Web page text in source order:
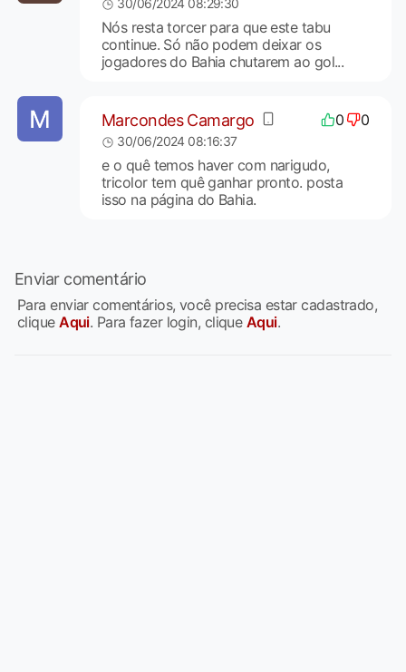
30/06/2024 08:29:30
Nós resta torcer para que este tabu
continue. Só não podem deixar os
jogadores do Bahia chutarem ao gol...
Marcondes Camargo 0 0
30/06/2024 08:16:37
e o quê temos haver com narigudo,
tricolor tem quê ganhar pronto. posta
isso na página do Bahia.
Enviar comentário
Para enviar comentários, você precisa estar cadastrado,
cliqueAqui. Para fazer login, clique Aqui.